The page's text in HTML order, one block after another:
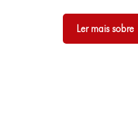
Ler mais sobre